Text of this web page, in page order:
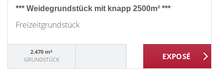
*** Weidegrundstück mit knapp 2500m² ***
Freizeitgrundstück
2.470 m²
GRUNDSTÜCK